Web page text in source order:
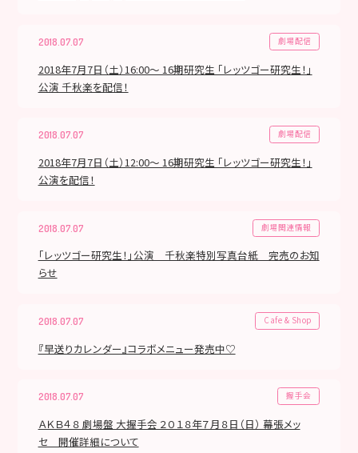
2018.07.07 劇場配信
2018年7月7日（土）16:00～ 16期研究生 「レッツゴー研究生！」
公演 千秋楽を配信！
2018.07.07 劇場配信
2018年7月7日（土）12:00～ 16期研究生 「レッツゴー研究生！」
公演を配信！
2018.07.07 劇場関連情報
「レッツゴー研究生！」公演 千秋楽特別写真台紙 完売のお知
らせ
2018.07.07 Cafe & Shop
『早送りカレンダー』コラボメニュー発売中♡
2018.07.07 握手会
ＡＫＢ４８ 劇場盤 大握手会 ２０１８年７月８日（日） 幕張メッ
セ 開催詳細について